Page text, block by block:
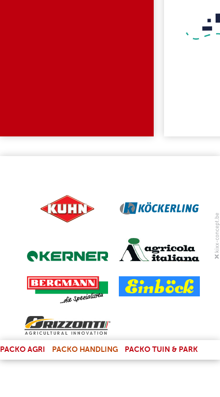
PACKO AGRI PACKO HANDLING PACKO TUIN & PARK